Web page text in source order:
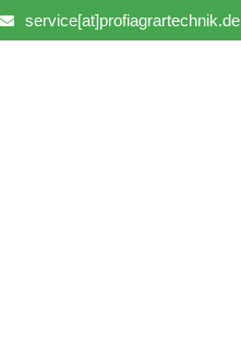
service[at]profiagrartechnik.de